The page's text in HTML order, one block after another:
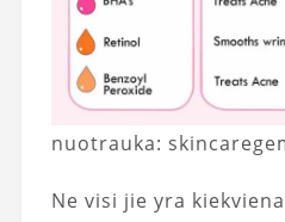
nuotrauka:
Ne visi jie yra